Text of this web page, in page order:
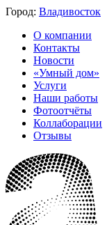
Город: Владивосток
О компании
Контакты
Новости
«Умный дом»
Услуги
Наши работы
Фотоотчёты
Коллаборации
Отзывы